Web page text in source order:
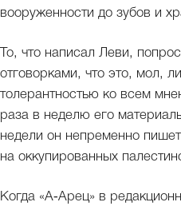
вооруженности до зубов и
То, что написал Леви,
отговорками, что это, мол,
толерантностью ко всем
раза в неделю его
недели он непременно
на оккупированных
Когда «А‑Арец» в